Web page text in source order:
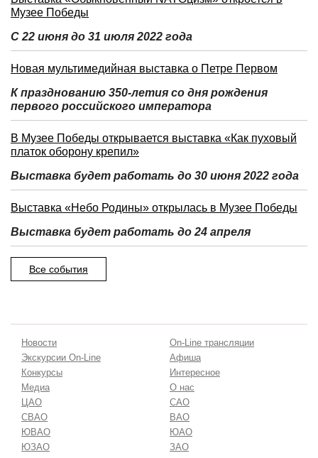
Музее Победы
С 22 июня до 31 июля 2022 года
Новая мультимедийная выставка о Петре Первом
К празднованию 350-летия со дня рождения
первого российского императора
В Музее Победы открывается выставка «Как пуховый
платок оборону крепил»
Выставка будет работать до 30 июня 2022 года
Выставка «Небо Родины» открылась в Музее Победы
Выставка будет работать до 24 апреля
Все события
Новости
On-Line трансляции
Экскурсии On-Line
Афиша
Конкурсы
Интересное
Медиа
О нас
ЦАО
САО
СВАО
ВАО
ЮВАО
ЮАО
ЮЗАО
ЗАО